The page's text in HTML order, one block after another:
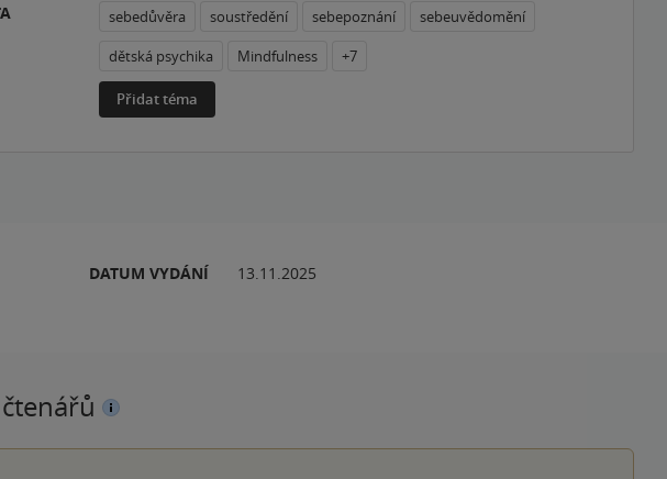
sebedůvěra soustředění sebepoznání
sebeuvědomění
dětská psychika
Mindfulness +7
Přidat téma
DATUM VYDÁNÍ 13.11.2025